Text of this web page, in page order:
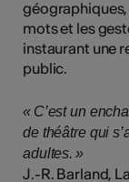
mots et les
instaurant une
public.
« C’est un
de théâtre qui
adultes. »
J.-R. Barland,